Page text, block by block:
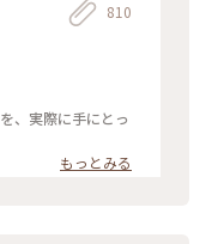
810
、実際に手にとっ
もっとみる